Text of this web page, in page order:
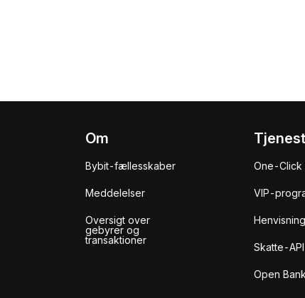
Om
Bybit-fællesskaber
Meddelelser
Oversigt over
gebyrer og
transaktioner
One-Click
VIP-
Skatte-API
Open